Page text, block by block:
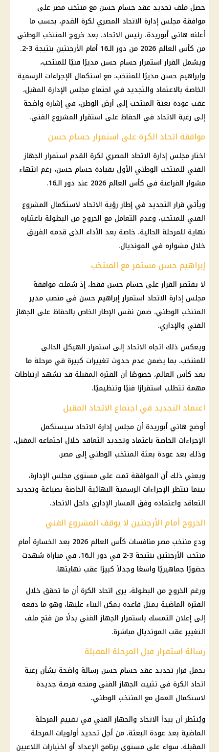
حصل ملف تجديد عقد حسام حسن مع منتخب مصر على
موافقة مجلس إدارة الاتحاد المصري لكرة القدم، بحسب ما
أعلنه هاني أبوريدة، رئيس الاتحاد، بعد خروج المنتخب الوطني
من كأس العالم 2026 من دور الـ16 أمام الأرجنتين بنتيجة 3-2.
ويشمل القرار استمرار حسام حسن مديرًا فنيًا للمنتخب،
وإبراهيم حسن مديرًا للمنتخب، مع استكمال الإجراءات الرسمية
الخاصة بالاعتماد والتجديد في اجتماع مجلس الإدارة المقبل،
عقب عودة بعثة المنتخب إلى أرض الوطن، في إشارة واضحة
إلى رغبة الاتحاد في الحفاظ على استقرار المشروع الفني.
موافقة اتحاد الكرة على استمرار حسام حسن
اختار مجلس إدارة الاتحاد المصري لكرة القدم استمرار الجهاز
الفني للمنتخب الوطني الأول بقيادة حسام حسن، رغم انتهاء
مشوار الفراعنة في كأس العالم 2026 عند دور الـ16.
ويأتي قرار التجديد في إطار رؤية الاتحاد لاستكمال المشروع
الفني للمنتخب، وعدم التعامل مع الخروج من البطولة باعتباره
نهاية للمرحلة الحالية، خاصة بعد الأداء الذي قدمه الفريق
خلال مشواره في المونديال.
إبراهيم حسن مستمر مع المنتخب
لا يقتصر القرار على حسام حسن فقط، إذ شملت موافقة
مجلس إدارة الاتحاد استمرار إبراهيم حسن في منصب مدير
المنتخب الوطني، ضمن نفس الإطار الخاص بالحفاظ على الجهاز
الفني والإداري.
ويعكس ذلك اتجاه الاتحاد إلى استمرار الهيكل الحالي
للمنتخب، بما يضمن عدم حدوث تغييرات كبيرة في مرحلة ما
بعد كأس العالم، خصوصًا أن الفترة المقبلة قد تشهد ارتباطات
مهمة تتطلب استقرارًا فنيًا وتنظيميًا.
اعتماد التجديد في اجتماع الاتحاد المقبل
أوضح هاني أبوريدة أن مجلس إدارة الاتحاد سيستكمل
الإجراءات الخاصة باعتماد وتجديد التعاقد خلال اجتماعه المقبل،
وذلك بعد عودة بعثة المنتخب الوطني إلى مصر.
ويعني ذلك أن الموافقة تمت على مستوى مجلس الإدارة،
بينما تنتظر الإجراءات الرسمية النهائية الخاصة بصياغة وتجديد
التعاقد واعتماده وفق المسار الإداري داخل الاتحاد.
الخروج أمام الأرجنتين لا يوقف المشروع الفني
ودع منتخب مصر منافسات كأس العالم 2026 بعد الخسارة أمام
منتخب الأرجنتين بنتيجة 3-2 في دور الـ16، في مباراة شهدت
حضورًا جماهيريًا واسعًا وجدلاً كبيرًا عقب نهايتها.
ورغم الخروج من البطولة، يرى اتحاد الكرة أن ما تحقق خلال
الفترة الماضية يمثل قاعدة يمكن البناء عليها، وهو ما دفعه
إلى إعلان التمسك باستمرار الجهاز الفني بدلًا من فتح ملف
التغيير عقب المونديال مباشرة.
رسالة استقرار قبل المرحلة المقبلة
يحمل قرار تجديد عقد حسام حسن رسالة واضحة بشأن رغبة
اتحاد الكرة في تثبيت الجهاز الفني ومنحه فرصة جديدة
لاستكمال العمل مع المنتخب الوطني.
ويُنتظر أن يبدأ الاتحاد والجهاز الفني في تقييم المرحلة
الماضية بعد عودة البعثة، من أجل تحديد أولويات المرحلة
المقبلة، سواء على مستوى برنامج الإعداد أو اختيارات اللاعبين